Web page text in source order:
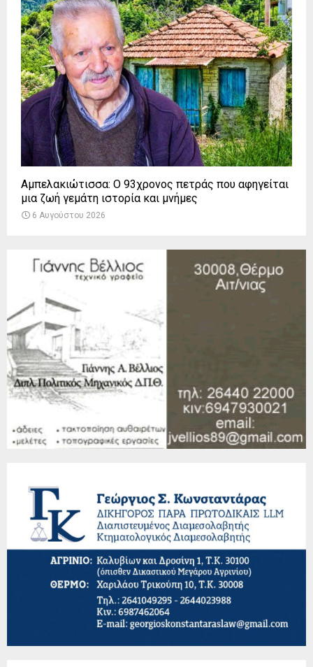
Αμπελακιώτισσα: Ο 93χρονος πετράς που αφηγείται
μια ζωή γεμάτη ιστορία και μνήμες
6 Αυγούστου 2026